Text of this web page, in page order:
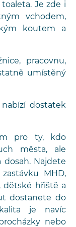
Je zde i
vchodem,
koutem a
pracovnu,
umístěný
dostatek
pro ty, kdo
města, ale
Najdete
MHD,
dětské hřiště a
dostanete do
je navíc
nebo